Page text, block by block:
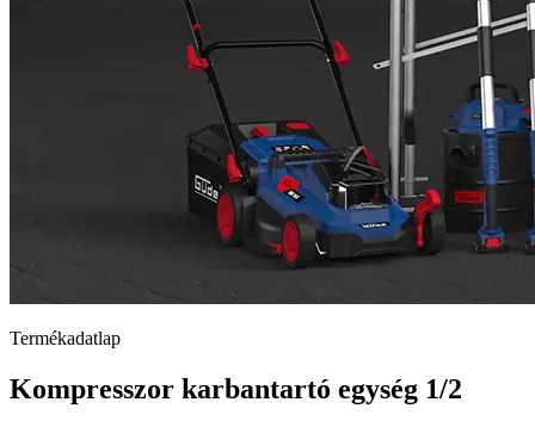
Termékadatlap
Kompresszor karbantartó egység 1/2